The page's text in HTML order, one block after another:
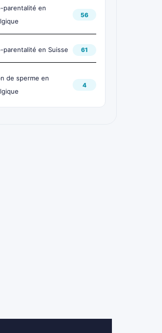
parentalité en
56
parentalité en Suisse 61
de sperme en
4